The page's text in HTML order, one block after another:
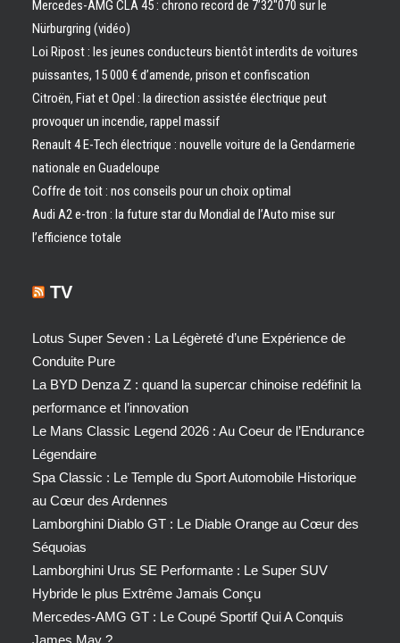
Mercedes-AMG CLA 45 : chrono record de 7’32″070 sur le
Nürburgring (vidéo)
Loi Ripost : les jeunes conducteurs bientôt interdits de voitures
puissantes, 15 000 € d’amende, prison et confiscation
Citroën, Fiat et Opel : la direction assistée électrique peut
provoquer un incendie, rappel massif
Renault 4 E-Tech électrique : nouvelle voiture de la Gendarmerie
nationale en Guadeloupe
Coffre de toit : nos conseils pour un choix optimal
Audi A2 e-tron : la future star du Mondial de l’Auto mise sur
l’efficience totale
TV
Lotus Super Seven : La Légèreté d’une Expérience de
Conduite Pure
La BYD Denza Z : quand la supercar chinoise redéfinit la
performance et l’innovation
Le Mans Classic Legend 2026 : Au Coeur de l’Endurance
Légendaire
Spa Classic : Le Temple du Sport Automobile Historique
au Cœur des Ardennes
Lamborghini Diablo GT : Le Diable Orange au Cœur des
Séquoias
Lamborghini Urus SE Performante : Le Super SUV
Hybride le plus Extrême Jamais Conçu
Mercedes-AMG GT : Le Coupé Sportif Qui A Conquis
James May ?